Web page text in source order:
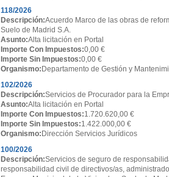
118/2026
Descripción:Acuerdo Marco de las obras de
Suelo de Madrid S.A.
Asunto:Alta licitación en Portal
Importe Con Impuestos:0,00 €
Importe Sin Impuestos:0,00 €
Organismo: Departamento de Gestión y
102/2026
Descripción:Servicios de Procurador para la
Asunto:Alta licitación en Portal
Importe Con Impuestos:1.720.620,00 €
Importe Sin Impuestos:1.422.000,00 €
Organismo: Dirección Servicios Jurídicos
100/2026
Descripción:Servicios de seguro de
responsabilidad civil de directivos/as,